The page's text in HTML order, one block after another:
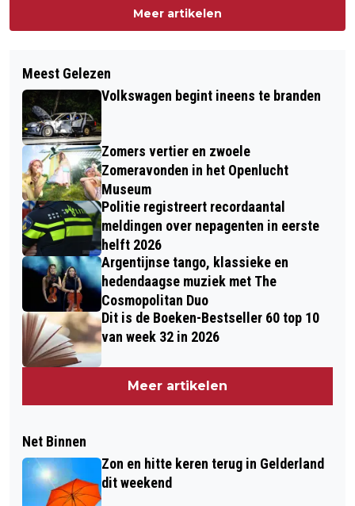
Meer artikelen
Meest Gelezen
Volkswagen begint ineens te branden
Zomers vertier en zwoele
Zomeravonden in het Openlucht
Museum
Politie registreert recordaantal
meldingen over nepagenten in eerste
helft 2026
Argentijnse tango, klassieke en
hedendaagse muziek met The
Cosmopolitan Duo
Dit is de Boeken-Bestseller 60 top 10
van week 32 in 2026
Meer artikelen
Net Binnen
Zon en hitte keren terug in Gelderland
dit weekend